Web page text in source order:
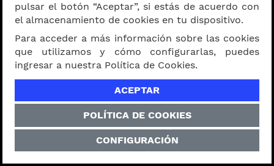
Probármelos Probármelos
Lentes Altair Black
Lentes Vector Black
pulsar el botón “Aceptar”, si estás de acuerdo con
el almacenamiento de cookies en tu dispositivo.
Para acceder a más información sobre las cookies
que utilizamos y cómo configurarlas, puedes
ingresar a nuestra Política de Cookies.
ACEPTAR
POLÍTICA DE COOKIES
CONFIGURACIÓN